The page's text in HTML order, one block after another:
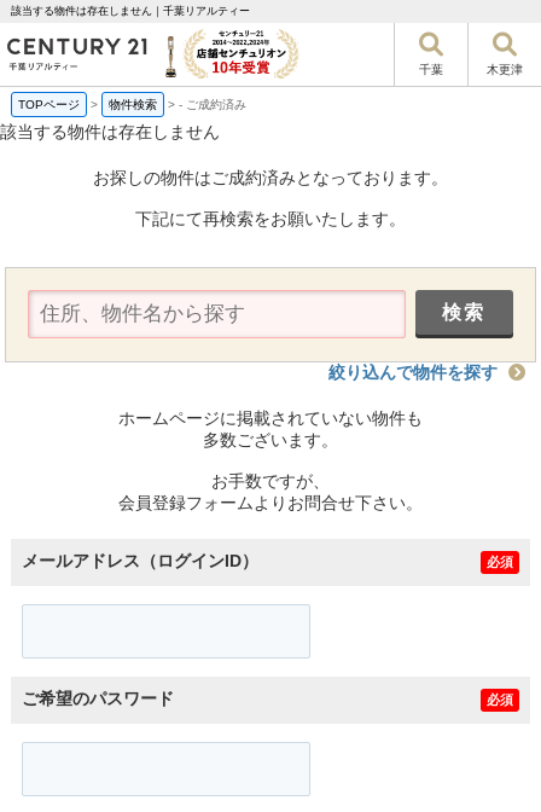
該当する物件は存在しません｜千葉リアルティー
千葉 木更津
TOPページ > 物件検索 >- ご成約済み
該当する物件は存在しません
お探しの物件はご成約済みとなっております。
下記にて再検索をお願いたします。
絞り込んで物件を探す
ホームページに掲載されていない物件も
多数ございます。
お手数ですが、
会員登録フォームよりお問合せ下さい。
メールアドレス（ログインID） 必須
ご希望のパスワード 必須